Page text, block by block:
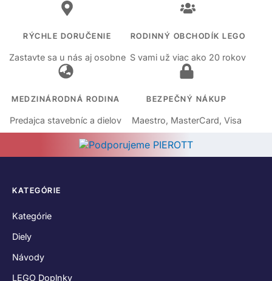
RÝCHLE DORUČENIE
Zastavte sa u nás aj osobne
RODINNÝ OBCHODÍK LEGO
S vami už viac ako 20 rokov
MEDZINÁRODNÁ RODINA
Predajca stavebníc a dielov
BEZPEČNÝ NÁKUP
Maestro, MasterCard, Visa
KATEGÓRIE
Kategórie
Diely
Návody
LEGO Doplnky